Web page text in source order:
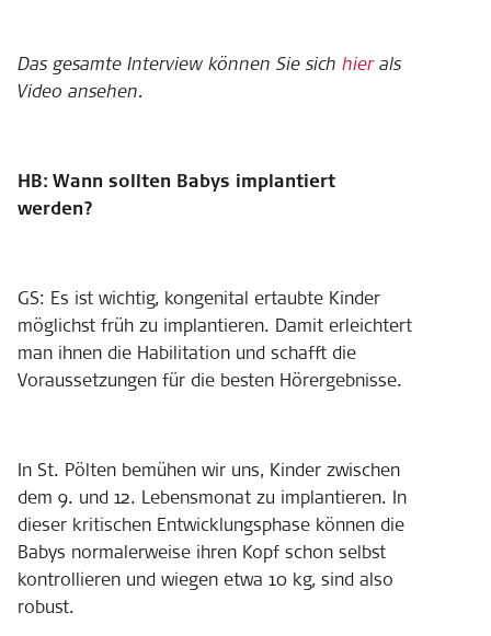
Das gesamte Interview können Sie sich hier als
Video ansehen.
HB: Wann sollten Babys implantiert
werden?
GS: Es ist wichtig, kongenital ertaubte Kinder
möglichst früh zu implantieren. Damit erleichtert
man ihnen die Habilitation und schafft die
Voraussetzungen für die besten Hörergebnisse.
In St. Pölten bemühen wir uns, Kinder zwischen
dem 9. und 12. Lebensmonat zu implantieren. In
dieser kritischen Entwicklungsphase können die
Babys normalerweise ihren Kopf schon selbst
kontrollieren und wiegen etwa 10 kg, sind also
robust.